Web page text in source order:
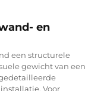
en
een structurele
gewicht van een
Voor